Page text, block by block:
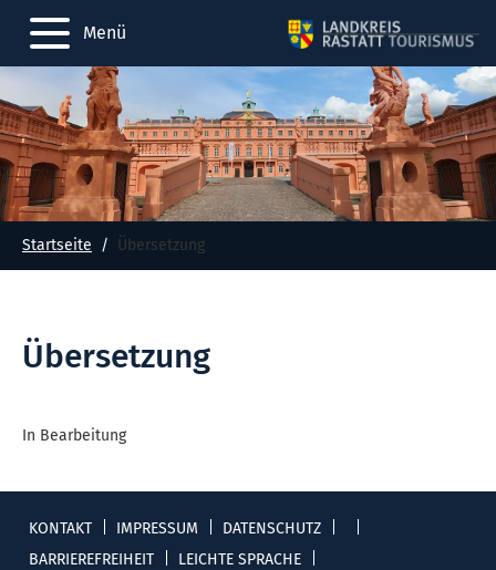
Menü
Startseite Übersetzung
Übersetzung
In Bearbeitung
KONTAKT IMPRESSUM
DATENSCHUTZ
BARRIEREFREIHEIT
LEICHTE SPRACHE